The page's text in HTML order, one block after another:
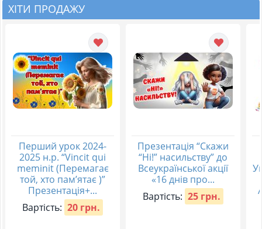
ХІТИ ПРОДАЖУ
Перший урок 2024-
2025 н.р. “Vincit qui
meminit (Перемагає
той, хто пам’ятає )”
Презентація+...
Вартість: 20 грн.
Презентація “Скажи
“Ні!” насильству” до
Всеукраїнської акції
«16 днів про...
Вартість: 25 грн.